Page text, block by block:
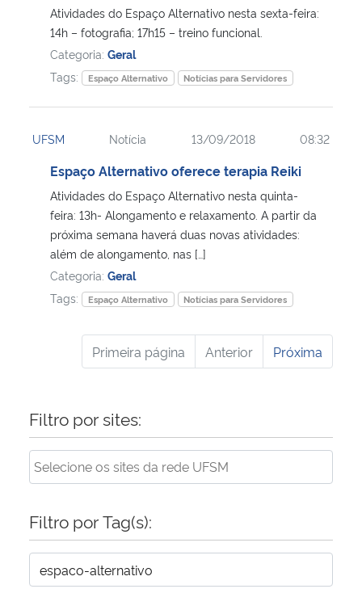
Atividades do Espaço Alternativo nesta sexta-feira:
14h – fotografia; 17h15 – treino funcional.
Categoria: Geral
Tags:
Espaço Alternativo Notícias para Servidores
UFSM Notícia 13/09/2018 08:32
Espaço Alternativo oferece terapia Reiki
Atividades do Espaço Alternativo nesta quinta-
feira: 13h- Alongamento e relaxamento. A partir da
próxima semana haverá duas novas atividades:
além de alongamento, nas […]
Categoria: Geral
Tags:
Espaço Alternativo Notícias para Servidores
Primeira página Anterior Próxima
Filtro por sites:
Filtro por Tag(s):